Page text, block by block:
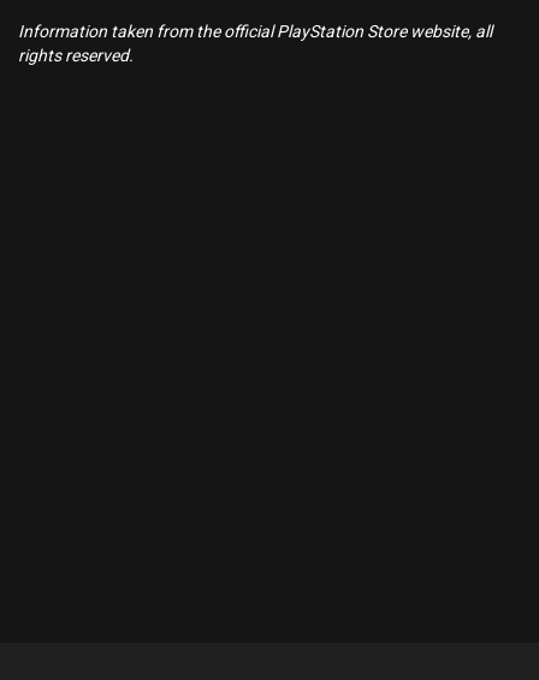
Information taken from the official PlayStation Store website, all
rights reserved.